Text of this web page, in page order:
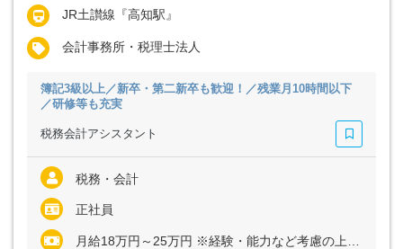
JR土讃線『高知駅』
会計事務所・税理士法人
簿記3級以上／新卒・第二新卒も歓迎！／残業月10時間以下
／研修等も充実
税務会計アシスタント
税務・会計
正社員
月給18万円～25万円 ※経験・能力など考慮の上、決定いたします ※残業代は全額支給